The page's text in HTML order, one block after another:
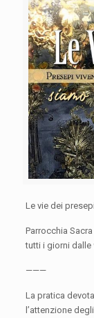
Le vie dei presepi
Parrocchia
tutti i giorni dalle
———
La pratica
l’attenzione